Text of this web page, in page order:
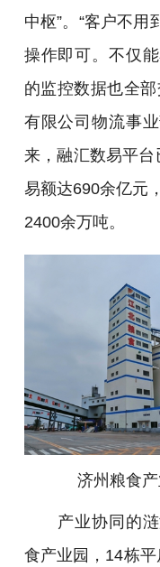
中枢”。“客户不
操作即可。不仅
的监控数据也全
有限公司物流事
来，融汇数易平
易额达690余亿元
2400余万吨。
济州粮食
产业协同的涟
食产业园，14栋